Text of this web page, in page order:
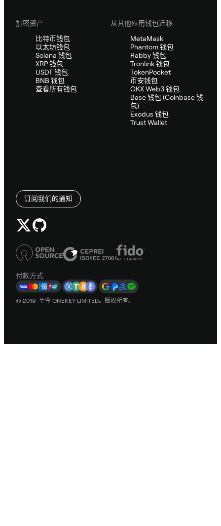
加密资产
比特币钱包
以太坊钱包
Solana 钱包
XRP 钱包
USDT 钱包
BNB 钱包
查看所有钱包
从其他应用钱包迁移
MetaMask
Phantom 钱包
Rabby 钱包
Tronlink 钱包
TokenPocket
币安钱包
OKX Web3 钱包
Base 钱包 (Coinbase 钱
包)
Exodus 钱包
Trust Wallet
订阅我们的通知
付款方式
© 2019–至今 ONEKEY LIMITED。版权所有。